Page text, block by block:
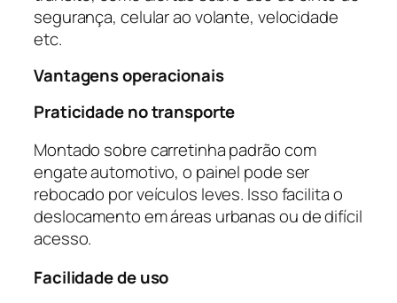
segurança, celular ao volante, velocidade
etc.
Vantagens operacionais
Praticidade no transporte
Montado sobre carretinha padrão com
engate automotivo, o painel pode ser
rebocado por veículos leves. Isso facilita o
deslocamento em áreas urbanas ou de difícil
acesso.
Facilidade de uso